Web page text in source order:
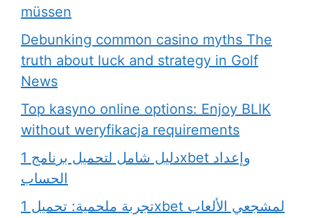
müssen
Debunking common casino myths The
truth about luck and strategy in Golf
News
Top kasyno online options: Enjoy BLIK
without weryfikacja requirements
دليل شامل لتحميل برنامج 1xbet وإعداد
الحساب
تجربة ملحمية: تحميل 1xbet لمشجعي الألعاب